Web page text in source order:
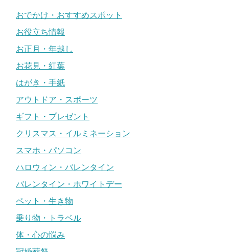
おでかけ・おすすめスポット
お役立ち情報
お正月・年越し
お花見・紅葉
はがき・手紙
アウトドア・スポーツ
ギフト・プレゼント
クリスマス・イルミネーション
スマホ・パソコン
ハロウィン・バレンタイン
バレンタイン・ホワイトデー
ペット・生き物
乗り物・トラベル
体・心の悩み